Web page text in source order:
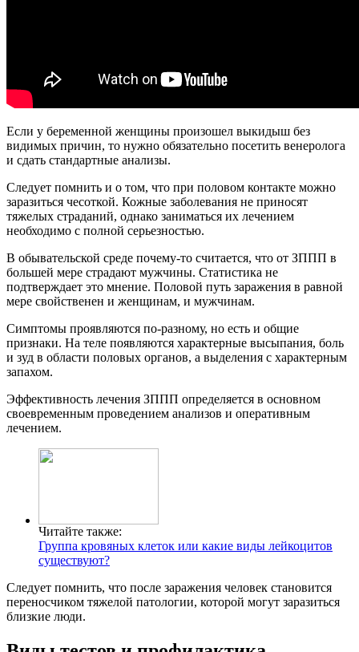
Если у беременной женщины произошел выкидыш без
видимых причин, то нужно обязательно посетить венеролога
и сдать стандартные анализы.
Следует помнить и о том, что при половом контакте можно
заразиться чесоткой. Кожные заболевания не приносят
тяжелых страданий, однако заниматься их лечением
необходимо с полной серьезностью.
В обывательской среде почему-то считается, что от ЗППП в
большей мере страдают мужчины. Статистика не
подтверждает это мнение. Половой путь заражения в равной
мере свойственен и женщинам, и мужчинам.
Симптомы проявляются по-разному, но есть и общие
признаки. На теле появляются характерные высыпания, боль
и зуд в области половых органов, а выделения с характерным
запахом.
Эффективность лечения ЗППП определяется в основном
своевременным проведением анализов и оперативным
лечением.
Читайте также:
Группа кровяных клеток или какие виды лейкоцитов
существуют?
Следует помнить, что после заражения человек становится
переносчиком тяжелой патологии, которой могут заразиться
близкие люди.